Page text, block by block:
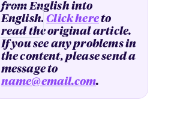
from English into
English.Click hereto
read the original article.
If you see any problems in
the content, please send a
message to
name@email.com.